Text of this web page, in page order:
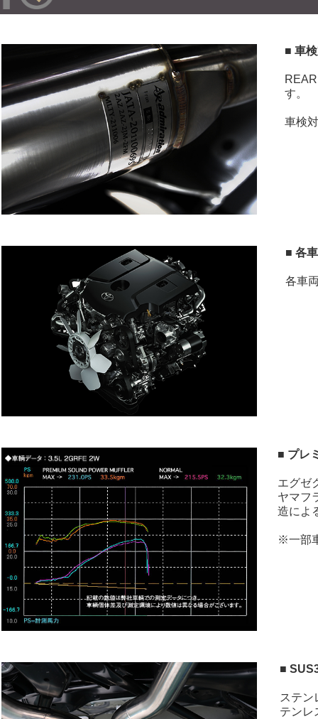
■ 車
す。
車検
■ 各
各車
■ プレ
エグゼ
ヤマフ
造によ
※一部
■
ステン
テンレ